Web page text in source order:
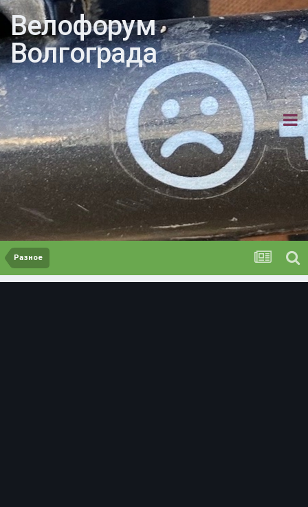
Велофорум
Волгограда
Разное